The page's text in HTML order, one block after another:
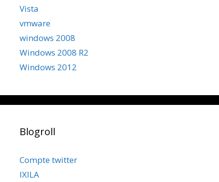
Vista
vmware
windows 2008
Windows 2008 R2
Windows 2012
Blogroll
Compte twitter
IXILA